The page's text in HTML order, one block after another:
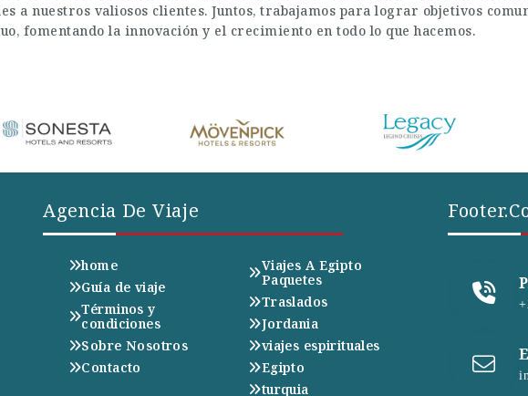
a nuestros valiosos clientes. Juntos, trabajamos para lograr objetivos
fomentando la innovación y el crecimiento en todo lo que hacemos.
Agencia De Viaje
home
Guía de viaje
Términos y
condiciones
Sobre Nosotros
Contacto
Viajes A Egipto
Paquetes
Traslados
Jordania
viajes espirituales
Egipto
turquia